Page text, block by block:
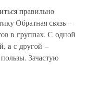
правильно
Обратная связь –
в группах. С одной
а с другой –
Зачастую